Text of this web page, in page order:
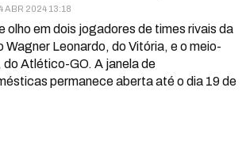
ABR 2024 13:18
olho em dois jogadores de times rivais da
Wagner Leonardo, do Vitória, e o meio-
Atlético-GO. A janela de
permanece aberta até o dia 19 de